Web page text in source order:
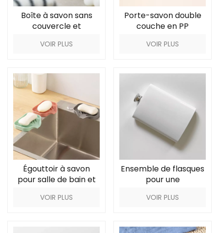
Boîte à savon sans
couvercle et
VOIR PLUS
Porte-savon double
couche en PP
VOIR PLUS
Égouttoir à savon
pour salle de bain et
VOIR PLUS
Ensemble de flasques
pour une
quotidien
VOIR PLUS